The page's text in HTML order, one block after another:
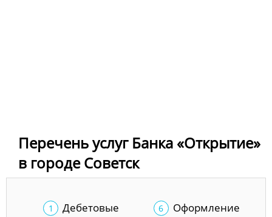
Перечень услуг Банка «Открытие»
в городе Советск
Дебетовые
Оформление